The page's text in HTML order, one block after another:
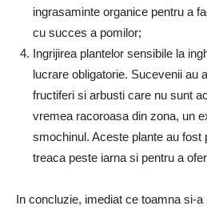
ingrasaminte organice pentru a
cu succes a pomilor;
Ingrijirea plantelor sensibile la
lucrare obligatorie. Sucevenii au
fructiferi si arbusti care nu sunt
vremea racoroasa din zona, un
smochinul. Aceste plante au fost
treaca peste iarna si pentru a
In concluzie, imediat ce toamna si-a